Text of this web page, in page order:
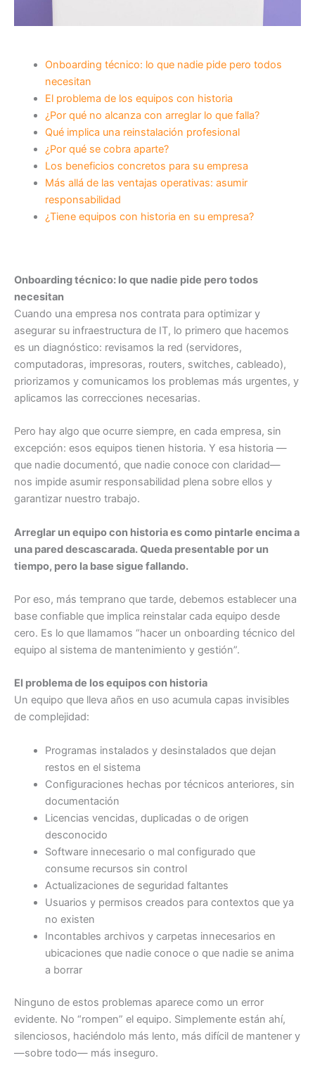
Onboarding técnico: lo que nadie pide pero todos
necesitan
El problema de los equipos con historia
¿Por qué no alcanza con arreglar lo que falla?
Qué implica una reinstalación profesional
¿Por qué se cobra aparte?
Los beneficios concretos para su empresa
Más allá de las ventajas operativas: asumir
responsabilidad
¿Tiene equipos con historia en su empresa?
Onboarding técnico: lo que nadie pide pero todos
necesitan
Cuando una empresa nos contrata para optimizar y
asegurar su infraestructura de IT, lo primero que hacemos
es un diagnóstico: revisamos la red (servidores,
computadoras, impresoras, routers, switches, cableado),
priorizamos y comunicamos los problemas más urgentes, y
aplicamos las correcciones necesarias.
Pero hay algo que ocurre siempre, en cada empresa, sin
excepción: esos equipos tienen historia. Y esa historia —
que nadie documentó, que nadie conoce con claridad—
nos impide asumir responsabilidad plena sobre ellos y
garantizar nuestro trabajo.
Arreglar un equipo con historia es como pintarle encima a
una pared descascarada. Queda presentable por un
tiempo, pero la base sigue fallando.
Por eso, más temprano que tarde, debemos establecer una
base confiable que implica reinstalar cada equipo desde
cero. Es lo que llamamos “hacer un onboarding técnico del
equipo al sistema de mantenimiento y gestión”.
El problema de los equipos con historia
Un equipo que lleva años en uso acumula capas invisibles
de complejidad:
Programas instalados y desinstalados que dejan
restos en el sistema
Configuraciones hechas por técnicos anteriores, sin
documentación
Licencias vencidas, duplicadas o de origen
desconocido
Software innecesario o mal configurado que
consume recursos sin control
Actualizaciones de seguridad faltantes
Usuarios y permisos creados para contextos que ya
no existen
Incontables archivos y carpetas innecesarios en
ubicaciones que nadie conoce o que nadie se anima
a borrar
Ninguno de estos problemas aparece como un error
evidente. No “rompen” el equipo. Simplemente están ahí,
silenciosos, haciéndolo más lento, más difícil de mantener y
—sobre todo— más inseguro.